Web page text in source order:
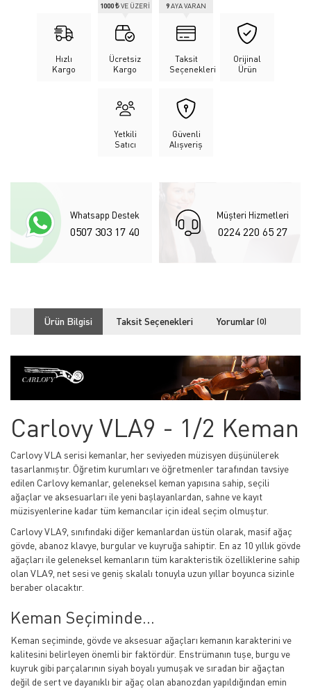
Hızlı
Kargo
Ücretsiz
Kargo
1000 ₺VE ÜZERİ
Taksit
Seçenekleri
9AYA VARAN
Orijinal
Ürün
Yetkili
Satıcı
Güvenli
Alışveriş
Whatsapp Destek
0507 303 17 40
Müşteri Hizmetleri
0224 220 65 27
Ürün Bilgisi Taksit Seçenekleri Yorumlar (0)
Carlovy VLA9 - 1/2 Keman
Carlovy VLA serisi kemanlar, her seviyeden müzisyen düşünülerek
tasarlanmıştır. Öğretim kurumları ve öğretmenler tarafından tavsiye
edilen Carlovy kemanlar, geleneksel keman yapısına sahip, seçili
ağaçlar ve aksesuarları ile yeni başlayanlardan, sahne ve kayıt
müzisyenlerine kadar tüm kemancılar için ideal seçim olmuştur.
Carlovy VLA9, sınıfındaki diğer kemanlardan üstün olarak, masif ağaç
gövde, abanoz klavye, burgular ve kuyruğa sahiptir. En az 10 yıllık gövde
ağaçları ile geleneksel kemanların tüm karakteristik özelliklerine sahip
olan VLA9, net sesi ve geniş skalalı tonuyla uzun yıllar boyunca sizinle
beraber olacaktır.
Keman Seçiminde...
Keman seçiminde, gövde ve aksesuar ağaçları kemanın karakterini ve
kalitesini belirleyen önemli bir faktördür. Enstrümanın tuşe, burgu ve
kuyruk gibi parçalarının siyah boyalı yumuşak ve sıradan bir ağaçtan
değil de sert ve dayanıklı bir ağaç olan abanozdan yapıldığından emin